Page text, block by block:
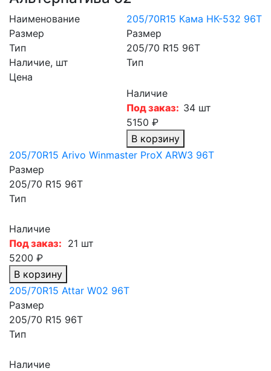
Наименование
Размер
Тип
Наличие, шт
Цена
205/70R15 Кама НК-532 96T
Размер
205/70 R15 96T
Тип
Наличие
Под заказ: 34 шт
5150 ₽
В корзину
205/70R15 Arivo Winmaster ProX ARW3 96T
Размер
205/70 R15 96T
Тип
Наличие
Под заказ: 21 шт
5200 ₽
В корзину
205/70R15 Attar W02 96T
Размер
205/70 R15 96T
Тип
Наличие